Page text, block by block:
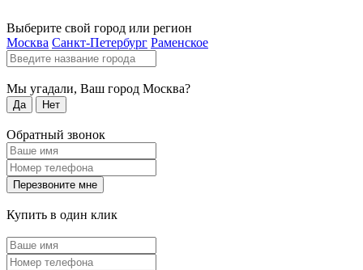
Выберите свой город или регион
Москва Санкт-Петербург Раменское
Мы угадали, Ваш город Москва?
Да Нет
Обратный звонок
Перезвоните мне
Купить в один клик